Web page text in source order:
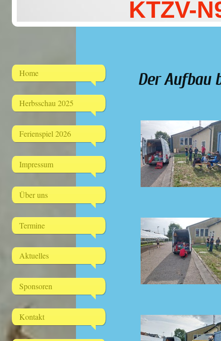
KTZV-
Home
Herbsschau 2025
Ferienspiel 2026
Impressum
Über uns
Termine
Aktuelles
Sponsoren
Kontakt
Der Aufbau